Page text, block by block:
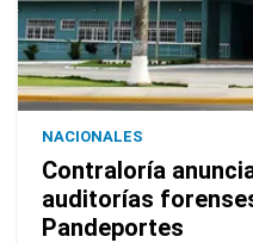
NACIONALES
Contraloría
auditorías
Pandeportes